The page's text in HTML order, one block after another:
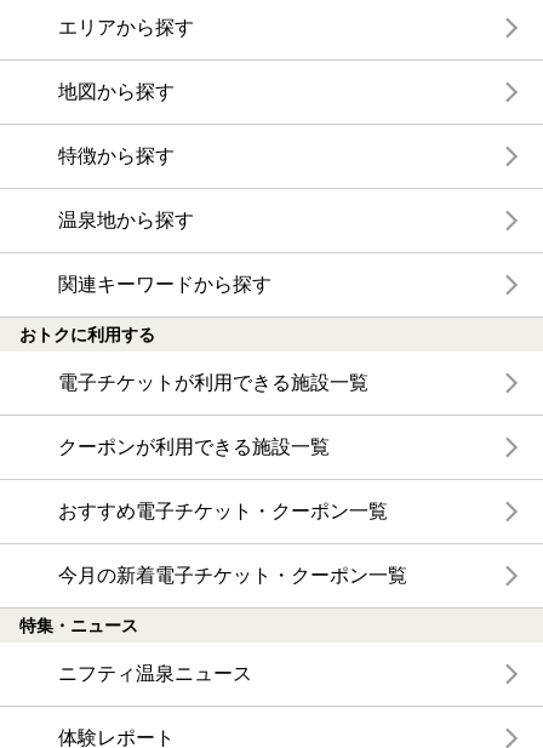
エリアから探す
地図から探す
特徴から探す
温泉地から探す
関連キーワードから探す
おトクに利用する
電子チケットが利用できる施設一覧
クーポンが利用できる施設一覧
おすすめ電子チケット・クーポン一覧
今月の新着電子チケット・クーポン一覧
特集・ニュース
ニフティ温泉ニュース
体験レポート